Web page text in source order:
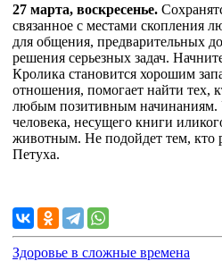
27 марта, воскресенье.
связанное с местами скопления
для общения, предварительных
решения серьезных задач.
Кролика становится хорошим
отношения, помогает найти тех,
любым позитивным начинаниям.
человека, несущего книги
животным. Не подойдет тем, кто
Петуха.
Здоровье в сложные времена